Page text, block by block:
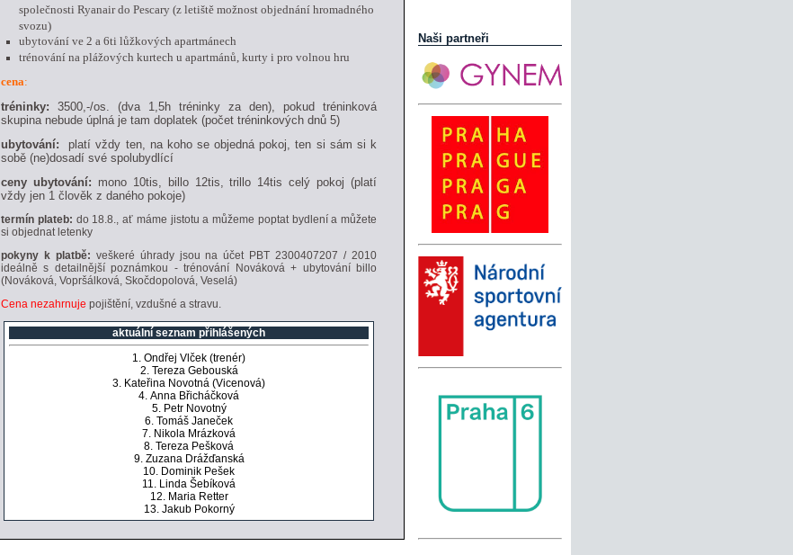
společnosti Ryanair do Pescary (z letiště možnost objednání hromadného
svozu)
ubytování ve 2 a 6ti lůžkových apartmánech
trénování na plážových kurtech u apartmánů, kurty i pro volnou hru
cena:
tréninky: 3500,-/os. (dva 1,5h tréninky za den), pokud tréninková
skupina nebude úplná je tam doplatek (počet tréninkových dnů 5)
ubytování: platí vždy ten, na koho se objedná pokoj, ten si sám si k
sobě (ne)dosadí své spolubydlící
ceny ubytování: mono 10tis, billo 12tis, trillo 14tis celý pokoj (platí
vždy jen 1 člověk z daného pokoje)
termín plateb: do 18.8., ať máme jistotu a můžeme poptat bydlení a můžete
si objednat letenky
pokyny k platbě: veškeré úhrady jsou na účet PBT 2300407207 / 2010
ideálně s detailnější poznámkou - trénování Nováková + ubytování billo
(Nováková, Vopršálková, Skočdopolová, Veselá)
Cena nezahrnuje pojištění, vzdušné a stravu.
aktuální seznam přihlášených
1. Ondřej Vlček (trenér)
2. Tereza Gebouská
3. Kateřina Novotná (Vicenová)
4. Anna Břicháčková
5. Petr Novotný
6. Tomáš Janeček
7. Nikola Mrázková
8. Tereza Pešková
9. Zuzana Drážďanská
10. Dominik Pešek
11. Linda Šebíková
12. Maria Retter
13. Jakub Pokorný
Naši partneři